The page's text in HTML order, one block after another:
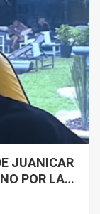
JUANICAR
POR LA